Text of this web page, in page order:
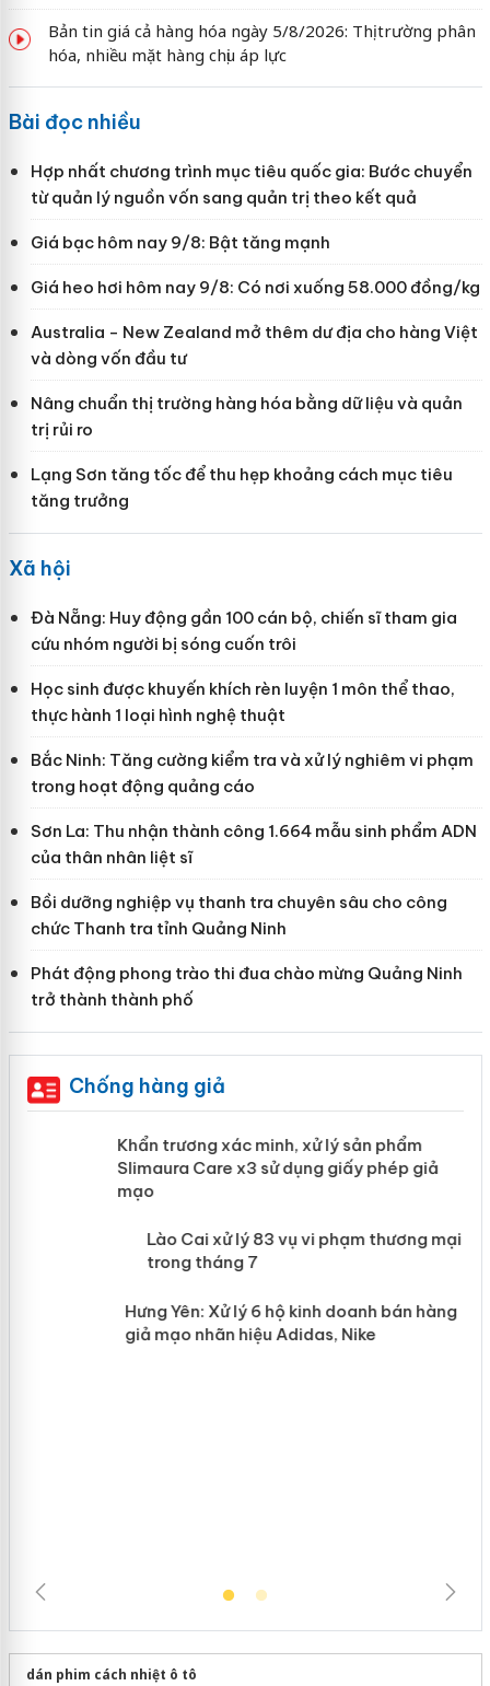
Bản tin giá cả hàng hóa ngày 5/8/2026: Thị trường phân
hóa, nhiều mặt hàng chịu áp lực
Bài đọc nhiều
Hợp nhất chương trình mục tiêu quốc gia: Bước chuyển
từ quản lý nguồn vốn sang quản trị theo kết quả
Giá bạc hôm nay 9/8: Bật tăng mạnh
Giá heo hơi hôm nay 9/8: Có nơi xuống 58.000 đồng/kg
Australia - New Zealand mở thêm dư địa cho hàng Việt
và dòng vốn đầu tư
Nâng chuẩn thị trường hàng hóa bằng dữ liệu và quản
trị rủi ro
Lạng Sơn tăng tốc để thu hẹp khoảng cách mục tiêu
tăng trưởng
Xã hội
Đà Nẵng: Huy động gần 100 cán bộ, chiến sĩ tham gia
cứu nhóm người bị sóng cuốn trôi
Học sinh được khuyến khích rèn luyện 1 môn thể thao,
thực hành 1 loại hình nghệ thuật
Bắc Ninh: Tăng cường kiểm tra và xử lý nghiêm vi phạm
trong hoạt động quảng cáo
Sơn La: Thu nhận thành công 1.664 mẫu sinh phẩm ADN
của thân nhân liệt sĩ
Bồi dưỡng nghiệp vụ thanh tra chuyên sâu cho công
chức Thanh tra tỉnh Quảng Ninh
Phát động phong trào thi đua chào mừng Quảng Ninh
trở thành thành phố
Chống hàng giả
Khẩn trương xác minh, xử lý sản phẩm
Slimaura Care x3 sử dụng giấy phép giả
mạo
Lào Cai xử lý 83 vụ vi phạm thương
mại trong tháng 7
dán phim cách nhiệt ô tô